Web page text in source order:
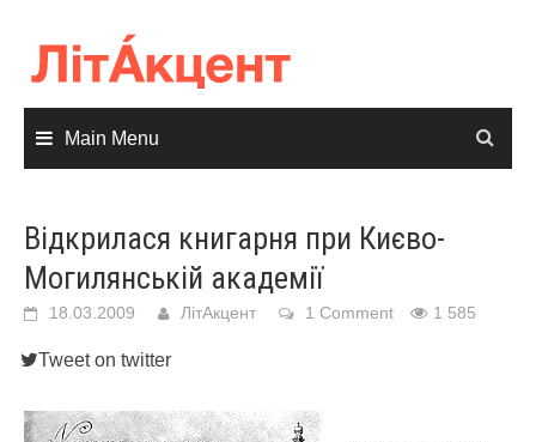
content
Main Menu
Відкрилася книгарня при Києво-
Могилянській академії
18.03.2009 ЛітАкцент 1 Comment 1 585
Tweet on twitter